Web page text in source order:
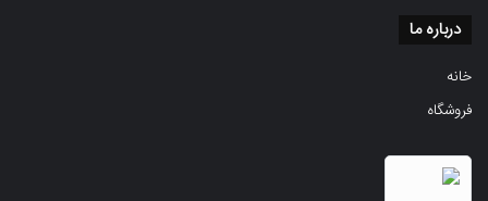
درباره ما
خانه
فروشگاه